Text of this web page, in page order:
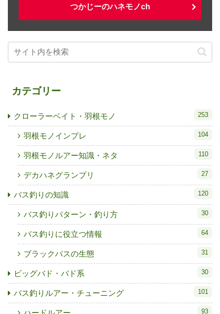
つかじーのハネモノch
カテゴリー
クローラーベイト・羽根モノ 253
羽根モノインプレ 104
羽根モノルアー知識・ネタ 110
デカハネグランプリ 27
バス釣りの知識 120
バス釣りパターン・釣り方 30
バス釣りに役立つ情報 64
ブラックバスの生態 31
ビッグバド・バド系 30
バス釣りルアー・チューニング 101
93